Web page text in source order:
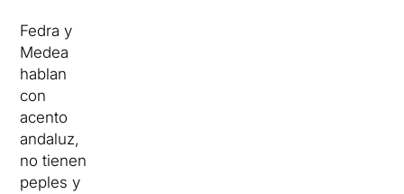
Fedra y
Medea
hablan
con
acento
andaluz,
no tienen
peples y